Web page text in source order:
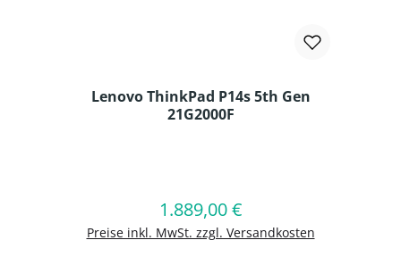
Lenovo ThinkPad P14s 5th Gen
21G2000F
Regulärer Preis:
1.889,00 €
Preise inkl. MwSt. zzgl. Versandkosten
In den Warenkorb